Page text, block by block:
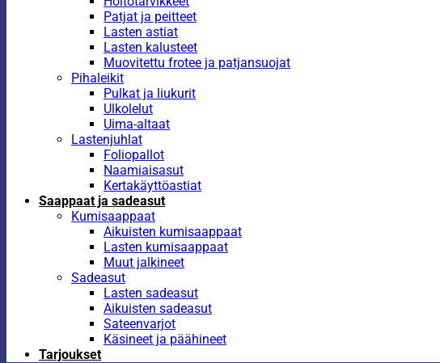
Patjat ja peitteet
Lasten astiat
Lasten kalusteet
Muovitettu frotee ja patjansuojat
Pihaleikit
Pulkat ja liukurit
Ulkolelut
Uima-altaat
Lastenjuhlat
Foliopallot
Naamiaisasut
Kertakäyttöastiat
Saappaat ja sadeasut
Kumisaappaat
Aikuisten kumisaappaat
Lasten kumisaappaat
Muut jalkineet
Sadeasut
Lasten sadeasut
Aikuisten sadeasut
Sateenvarjot
Käsineet ja päähineet
Tarjoukset